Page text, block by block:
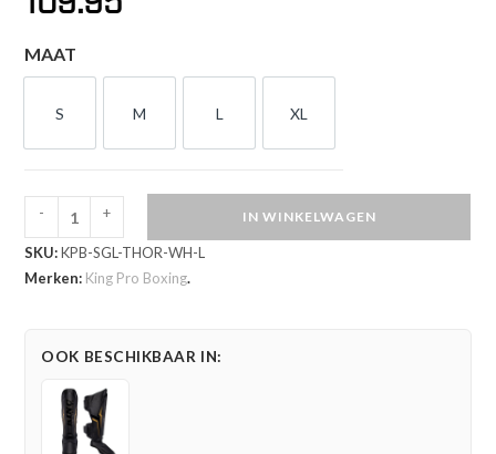
MAAT
S
S
M
M
L
L
XL
XL
Pro
Boxing
(KPB
THOR
- + IN WINKELWAGEN
SKU:KPB-SGL-THOR-WH-L
Merken: King Pro Boxing.
OOK BESCHIKBAAR IN: